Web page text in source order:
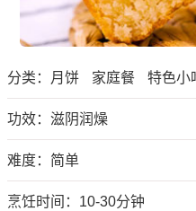
分类： 月饼 家庭餐 特色小
功效：滋阴润燥
难度：简单
烹饪时间：10-30分钟